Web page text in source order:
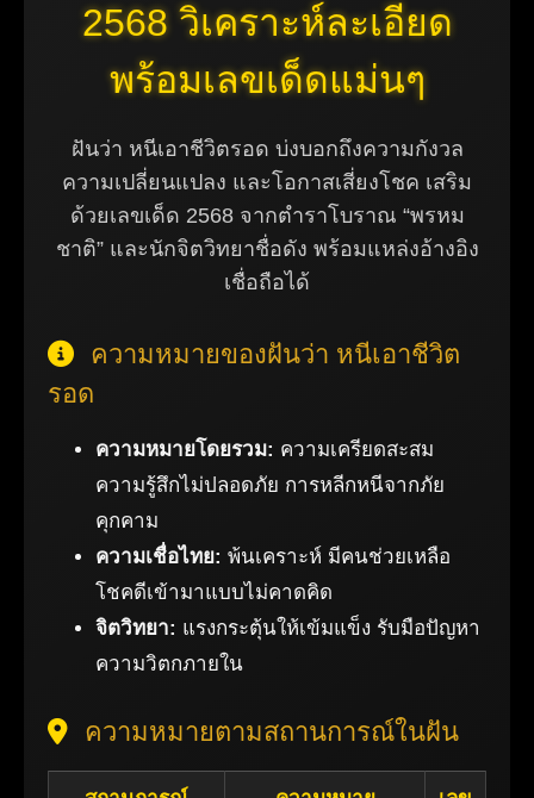
2568 วิเคราะห์ละเอียด
พร้อมเลขเด็ดแม่นๆ
ฝันว่า หนีเอาชีวิตรอด บ่งบอกถึงความกังวล
ความเปลี่ยนแปลง และโอกาสเสี่ยงโชค เสริม
ด้วยเลขเด็ด 2568 จากตำราโบราณ “พรหม
ชาติ” และนักจิตวิทยาชื่อดัง พร้อมแหล่งอ้างอิง
เชื่อถือได้
ความหมายของฝันว่า หนีเอาชีวิต
รอด
ความหมายโดยรวม: ความเครียดสะสม
ความรู้สึกไม่ปลอดภัย การหลีกหนีจากภัย
คุกคาม
ความเชื่อไทย: พ้นเคราะห์ มีคนช่วยเหลือ
โชคดีเข้ามาแบบไม่คาดคิด
จิตวิทยา: แรงกระตุ้นให้เข้มแข็ง รับมือปัญหา
ความวิตกภายใน
ความหมายตามสถานการณ์ในฝัน